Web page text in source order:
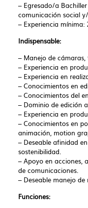
– Egresado/a
comunicación social
– Experiencia mínima:
Indispensable:
– Manejo de
– Experiencia en
– Experiencia en
– Conocimientos en
– Conocimientos del
– Dominio de edición
– Experiencia en
– Conocimientos en
animación, motion
– Deseable afinidad
sostenibilidad.
– Apoyo en acciones,
de comunicaciones.
– Deseable manejo de
Funciones: